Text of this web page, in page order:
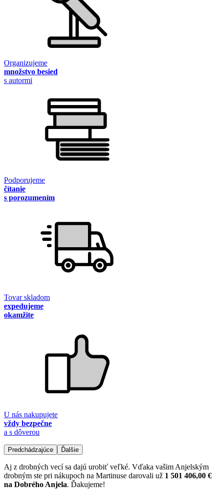
Organizujeme
množstvo besied
s autormi
Podporujeme
čítanie
s porozumením
Tovar skladom
expedujeme
okamžite
U nás nakupujete
vždy bezpečne
a s dôverou
Predchádzajúce Ďalšie
Aj z drobných vecí sa dajú urobiť veľké. Vďaka vašim Anjelským
drobným ste pri nákupoch na Martinuse darovali už 1 501 406,00 €
na Dobrého Anjela. Ďakujeme!